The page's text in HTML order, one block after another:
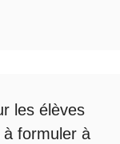
les élèves
à formuler à